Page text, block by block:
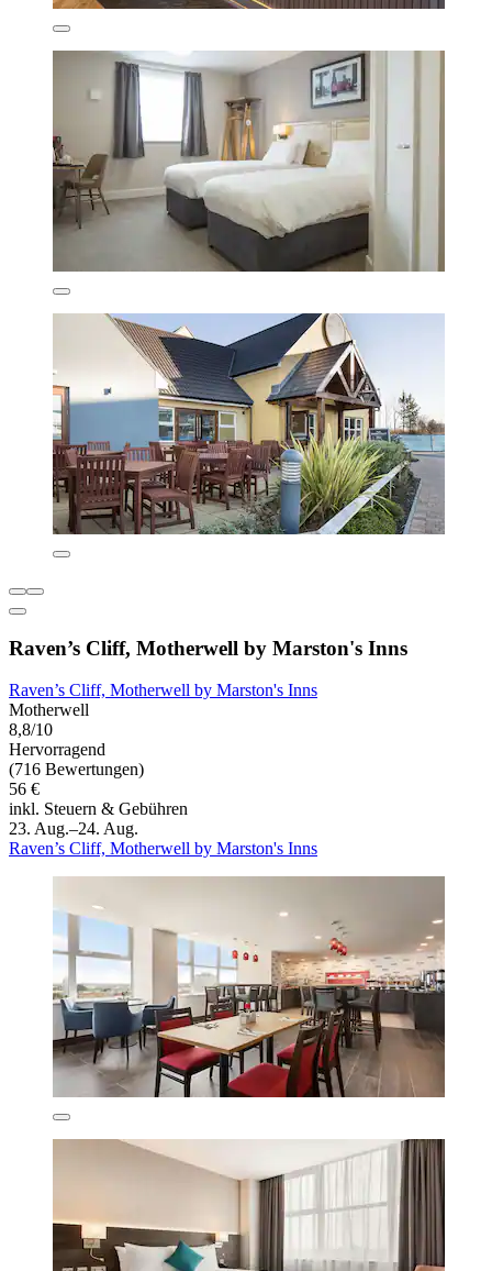
Raven’s Cliff, Motherwell by Marston's Inns
Raven’s Cliff, Motherwell by Marston's Inns
Motherwell
8,8/10
Hervorragend
(716 Bewertungen)
56 €
inkl. Steuern & Gebühren
23. Aug.–24. Aug.
Raven’s Cliff, Motherwell by Marston's Inns